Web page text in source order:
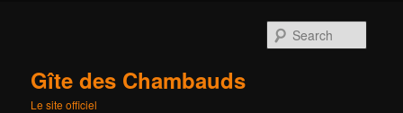
Gîte des Chambauds
Le site officiel